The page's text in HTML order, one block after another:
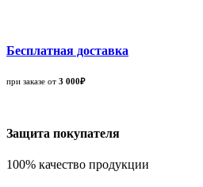
Бесплатная доставка
при заказе от 3 000₽
Защита покупателя
100% качество продукции